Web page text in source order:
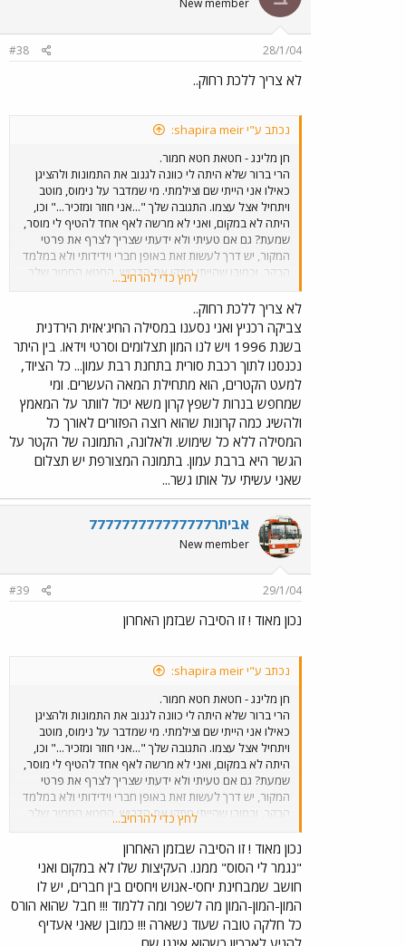
New member
28/1/04
#38
לא צריך ללכת רחוק..
נכתב ע"י shapira meir:
חן מלינג - חטאת חטא חמור.
הרי ברור שלא היתה לי כוונה לגנוב את התמונות ולהציגן
כאילו אני הייתי שם וצילמתי. מי שמדבר על נימוס, מוטב
ויתחיל אצל עצמו. התגובה שלך "...אני חוזר ומזכיר..." וכו,
היתה לא במקום, ואני לא מרשה לאף אחד להטיף לי מוסר,
שמעת? גם אם טעיתי ולא ידעתי שצריך לצרף את פרטי
המקור, יש דרך לעשות זאת באופן חברי וידידותי ולא במלמד
הבקר, וכמובן שהייתי מתקן את הדרוש. החטא החמור שלך
היה להלבין פני חברך ברבים (ואם הוא לא חברך, מותר?)
עובדה, ששמרתי את פרטי המקורות במועדפים למקרה
ומישהו ירצה לדעת מהיכן התמונות מתוך התעניינות
מקצועית, מה שאתה עשית היה להצביע עלי כגנב !!! אז אולי
אתה מומחה לרכבות, אבל בנושא יחסי אנוש , אצלי נכשלת.
ולענין אמנם כתבתי שמצאתי מספר אתרים העוסקים
ברכבת החיג'אזית (לגבי התחנה בחיפה כתבתי שזה מאתר
ה-"נכבה") והרי אני מפרט את האתרים מהם שלפתי את
התמונות: 1. www.dankat.com/mstory/justin.htm 2.
dspace.dial.pipex.com/steem/trains/hejaz01.htm
3. www.railwaytouring.co.uk/newhejaz.htm 4.
habataea.net/hejaz1.html 5.
www.telstudies.org/gallery/photos/1914-
18/r174.htm 6.
www.odu.edu/ao/instadv/archive/vol28issue3/r
ail.htm
לחץ כדי להרחיב...
לא צריך ללכת רחוק..
צביקה רכניץ ואני נסענו במסילה החיג'אזית הירדנית
בשנת 1996 ויש לנו המון תצלומים וסרטי וידאו. בין היתר
נכנסנו לתוך רכבת סורית בתחנת רבת עמון... כל הציוד,
למעט הקטרים, הוא מתחילת המאה העשרים. ומי
שמחפש בנרות לשפץ קרון משא יכול לוותר על המאמץ
ולהשיג כמה קרונות שהוא רוצה הפזורים לאורך כל
המסילה ללא כל שימוש. ולאלונה, התמונה של הקטר על
הגשר היא ברבת עמון. בתמונה המצורפת יש תצלום
שאני עשיתי על אותו גשר...
אביתר777777777777777
New member
29/1/04
#39
נכון מאוד ! זו הסיבה שבזמן האחרון
נכתב ע"י shapira meir:
חן מלינג - חטאת חטא חמור.
הרי ברור שלא היתה לי כוונה לגנוב את התמונות ולהציגן
כאילו אני הייתי שם וצילמתי. מי שמדבר על נימוס, מוטב
ויתחיל אצל עצמו. התגובה שלך "...אני חוזר ומזכיר..." וכו,
היתה לא במקום, ואני לא מרשה לאף אחד להטיף לי מוסר,
שמעת? גם אם טעיתי ולא ידעתי שצריך לצרף את פרטי
המקור, יש דרך לעשות זאת באופן חברי וידידותי ולא במלמד
הבקר, וכמובן שהייתי מתקן את הדרוש. החטא החמור שלך
היה להלבין פני חברך ברבים (ואם הוא לא חברך, מותר?)
עובדה, ששמרתי את פרטי המקורות במועדפים למקרה
ומישהו ירצה לדעת מהיכן התמונות מתוך התעניינות
מקצועית, מה שאתה עשית היה להצביע עלי כגנב !!! אז אולי
אתה מומחה לרכבות, אבל בנושא יחסי אנוש , אצלי נכשלת.
ולענין אמנם כתבתי שמצאתי מספר אתרים העוסקים
ברכבת החיג'אזית (לגבי התחנה בחיפה כתבתי שזה מאתר
לחץ כדי להרחיב...
נכון מאוד ! זו הסיבה שבזמן האחרון
"נגמר לי הסוס" ממנו. העקיצות שלו לא במקום ואני
חושב שמבחינת יחסי-אנוש ויחסים בין חברים, יש לו
המון-המון-המון מה לשפר ומה ללמוד !!! חבל שהוא הורס
כל חלקה טובה שעוד נשארה !!! כמובן שאני אעדיף